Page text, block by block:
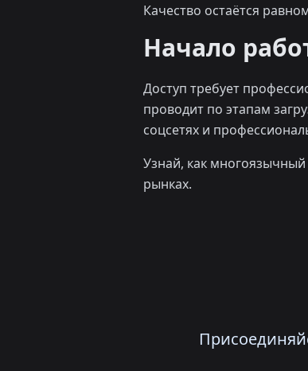
Качество остаётся
Начало
Доступ требует
проводит по этапам
соцсетях и
Узнай, как
рынках.